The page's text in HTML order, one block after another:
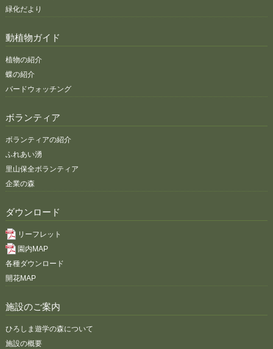
緑化だより
動植物ガイド
植物の紹介
蝶の紹介
バードウォッチング
ボランティア
ボランティアの紹介
ふれあい湧
里山保全ボランティア
企業の森
ダウンロード
リーフレット
園内MAP
各種ダウンロード
開花MAP
施設のご案内
ひろしま遊学の森について
施設の概要